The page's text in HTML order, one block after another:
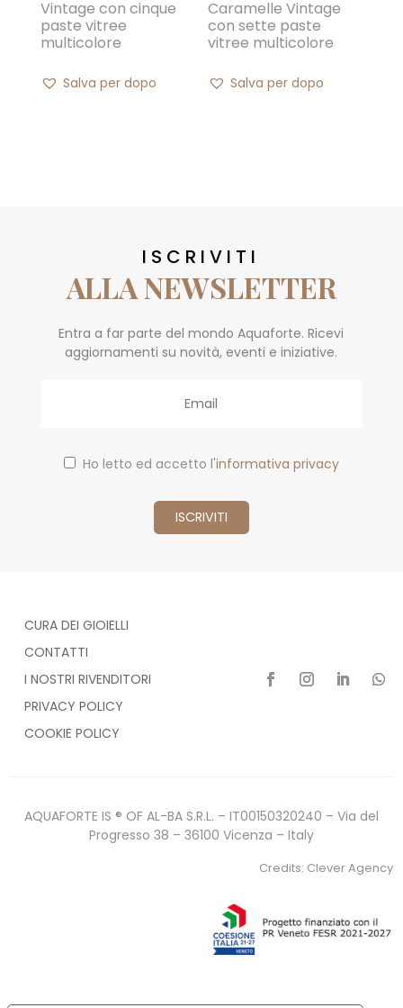
Vintage con cinque
paste vitree
multicolore
Salva per dopo
Caramelle Vintage
con sette paste
vitree multicolore
Salva per dopo
ISCRIVITI
ALLA NEWSLETTER
Entra a far parte del mondo Aquaforte. Ricevi
aggiornamenti su novità, eventi e iniziative.
Ho letto ed accetto l'informativa privacy
CURA DEI GIOIELLI
CONTATTI
I NOSTRI RIVENDITORI
PRIVACY POLICY
COOKIE POLICY
AQUAFORTE IS ® OF AL-BA S.R.L. – IT00150320240 – Via del
Progresso 38 – 36100 Vicenza – Italy
Credits: Clever Agency